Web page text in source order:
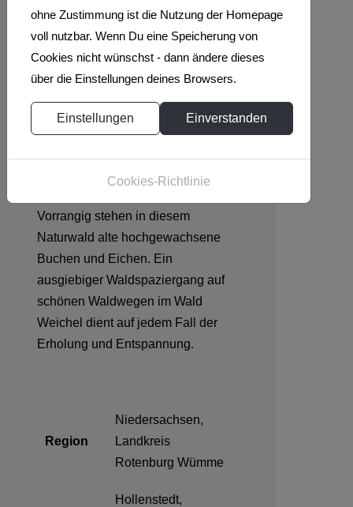
Warum ist der
Wald Weichel
einen Besuch
wert?
Der Wald Weichel bei Rotenburg
Vorrangig stehen in diesem
Naturwald alte hochgewachsene
Buchen und Eichen. Ein
ausgiebiger Waldspaziergang auf
schönen Waldwegen im Wald
Weichel dient auf jedem Fall der
Erholung und Entspannung.
Region
Niedersachsen,
Landkreis
Rotenburg Wümme
Hollenstedt,
ohne Zustimmung ist die Nutzung der Homepage
voll nutzbar. Wenn Du eine Speicherung von
Cookies nicht wünschst - dann ändere dieses
über die Einstellungen deines Browsers.
Einstellungen Einverstanden
Cookies-Richtlinie